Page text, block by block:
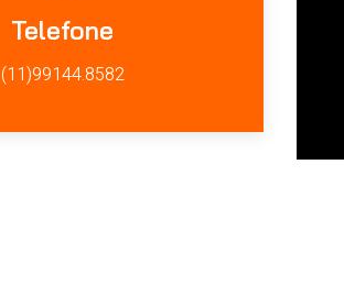
Telefone
(11)99144.8582